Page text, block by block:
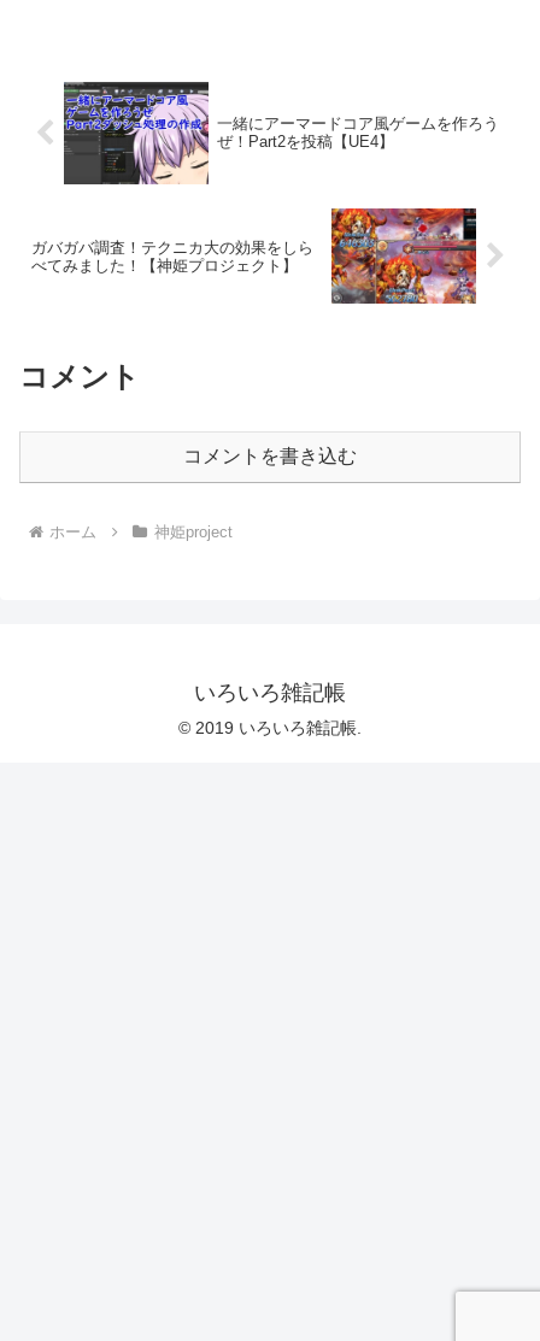
一緒にアーマードコア風ゲームを作ろう
ぜ！Part2を投稿【UE4】
ガバガバ調査！テクニカ大の効果をしら
べてみました！【神姫プロジェクト】
コメント
コメントを書き込む
ホーム 神姫project
いろいろ雑記帳
© 2019 いろいろ雑記帳.